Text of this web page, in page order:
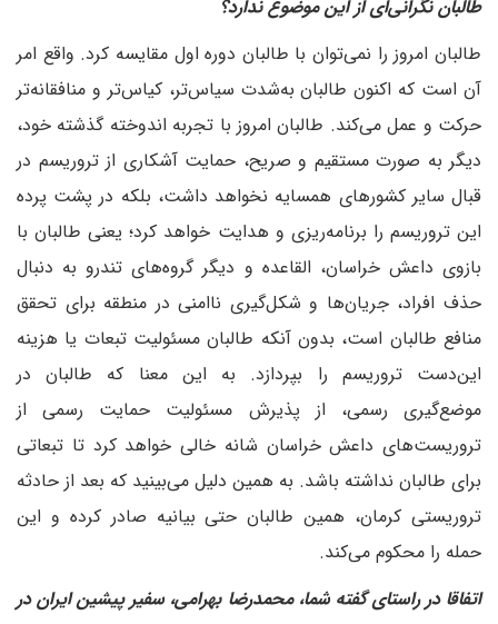
طالبان نگرانی‌ای از این موضوع ندارد؟
طالبان امروز را نمی‌توان با طالبان دوره اول مقایسه کرد. واقع امر
آن است که اکنون طالبان به‌شدت سیاس‌تر، کیاس‌تر و منافقانه‌تر
حرکت و عمل می‌کند. طالبان امروز با تجربه اندوخته گذشته خود،
دیگر به صورت مستقیم و صریح، حمایت آشکاری از تروریسم در
قبال سایر کشورهای همسایه نخواهد داشت، بلکه در پشت پرده
این تروریسم را برنامه‌ریزی و هدایت خواهد کرد؛ یعنی طالبان با
بازوی داعش خراسان، القاعده و دیگر گروه‌های تندرو به دنبال
حذف افراد، جریان‌ها و شکل‌گیری ناامنی در منطقه برای تحقق
منافع طالبان است، بدون آنکه طالبان مسئولیت تبعات یا هزینه
این‌دست تروریسم را بپردازد. به این معنا که طالبان در
موضع‌گیری رسمی، از پذیرش مسئولیت حمایت رسمی از
تروریست‌های داعش خراسان شانه خالی خواهد کرد تا تبعاتی
برای طالبان نداشته باشد. به همین دلیل می‌بینید که بعد از حادثه
تروریستی کرمان، همین طالبان حتی بیانیه صادر کرده و این
حمله را محکوم می‌کند.
‌اتفاقا در راستای گفته شما، محمدرضا بهرامی، سفیر پیشین ایران در